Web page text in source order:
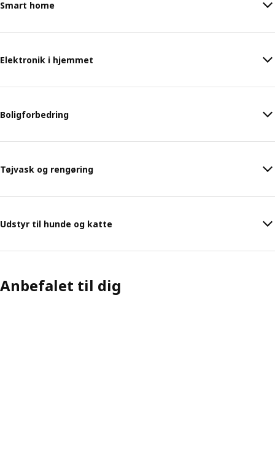
Smart home
Elektronik i hjemmet
Boligforbedring
Tøjvask og rengøring
Udstyr til hunde og katte
Anbefalet til dig